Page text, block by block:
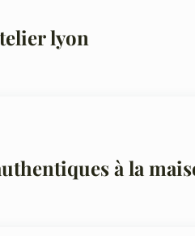
lyon
à la